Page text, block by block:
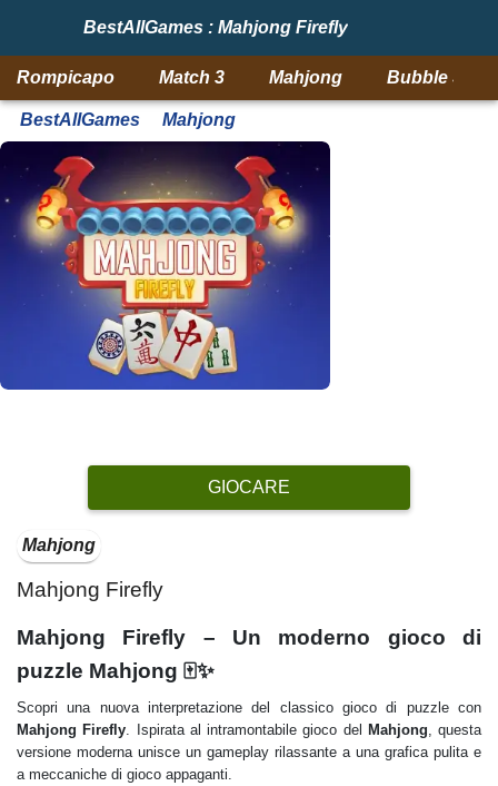
BestAllGames : Mahjong Firefly
Rompicapo Match 3 Mahjong Bubble
BestAllGames Mahjong
GIOCARE
Mahjong
Mahjong Firefly
Mahjong Firefly – Un moderno gioco di
puzzle Mahjong 🀄✨
Scopri una nuova interpretazione del classico gioco di puzzle con
Mahjong Firefly . Ispirata al intramontabile gioco del Mahjong , questa
versione moderna unisce un gameplay rilassante a una grafica pulita e
a meccaniche di gioco appaganti.